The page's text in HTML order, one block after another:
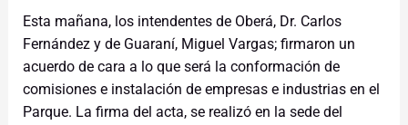
Esta mañana, los intendentes de Oberá, Dr. Carlos
Fernández y de Guaraní, Miguel Vargas; firmaron un
acuerdo de cara a lo que será la conformación de
comisiones e instalación de empresas e industrias en el
Parque. La firma del acta, se realizó en la sede del